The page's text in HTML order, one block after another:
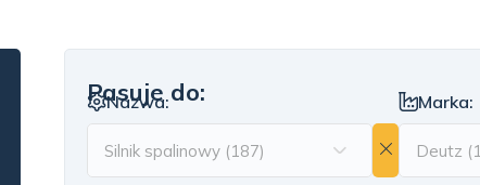
Pasuje do:
Nazwa: Marka: